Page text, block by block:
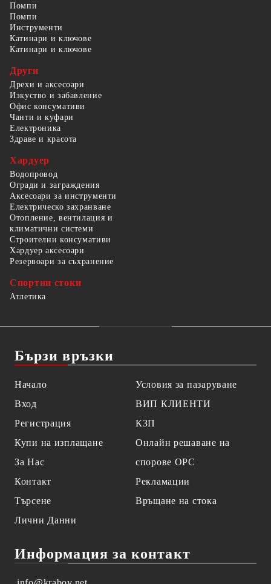
Помпи
Помпи
Инструменти
Катинари и ключове
Катинари и ключове
Други
Дрехи и аксесоари
Изкуство и забавление
Офис консумативи
Чанти и куфари
Електроника
Здраве и красота
Хардуер
Водопровод
Огради и заграждения
Аксесоари за инструменти
Електрическо захранване
Отопление, вентилация и
климатични системи
Строителни консумативи
Хардуер аксесоари
Резервоари за съхранение
Спортни стоки
Атлетика
Бързи връзки
Начало
Вход
Регистрация
Купи на изплащане
За Нас
Контакт
Търсене
Лични Данни
Условия за пазаруване
ВИП КЛИЕНТИ
КЗП
Онлайн решаване на
спорове OPC
Рекламации
Връщане на стока
Информация за контакт